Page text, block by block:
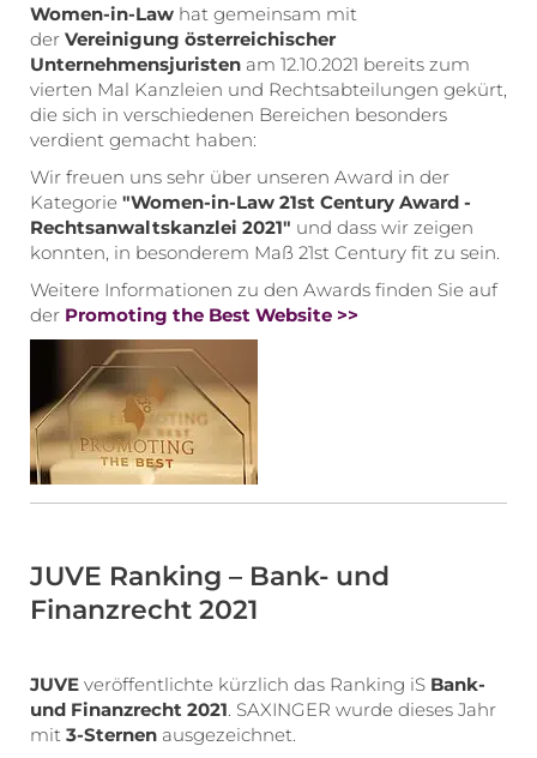
Women-in-Law hat gemeinsam mit
der Vereinigung österreichischer
Unternehmensjuristen am 12.10.2021 bereits zum
vierten Mal Kanzleien und Rechtsabteilungen gekürt,
die sich in verschiedenen Bereichen besonders
verdient gemacht haben:
Wir freuen uns sehr über unseren Award in der
Kategorie "Women-in-Law 21st Century Award -
Rechtsanwaltskanzlei 2021" und dass wir zeigen
konnten, in besonderem Maß 21st Century fit zu sein.
Weitere Informationen zu den Awards finden Sie auf
der Promoting the Best Website >>
JUVE Ranking – Bank- und
Finanzrecht 2021
JUVE veröffentlichte kürzlich das Ranking iS Bank-
und Finanzrecht 2021 . SAXINGER wurde dieses Jahr
mit 3-Sternen ausgezeichnet.